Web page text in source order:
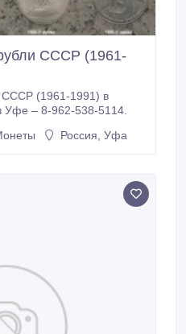
СССР (1961-
(1961-1991) в
Уфе – 8-962-538-5114.
Россия, Уфа